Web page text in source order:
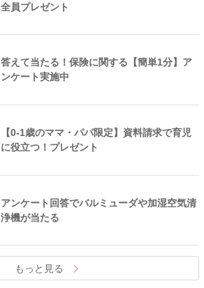
全員プレゼント
答えて当たる！保険に関する【簡単1分】ア
ンケート実施中
【0-1歳のママ・パパ限定】資料請求で育児
に役立つ！プレゼント
アンケート回答でバルミューダや加湿空気清
浄機が当たる
もっと見る